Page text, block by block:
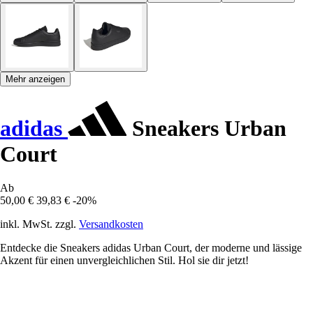
Mehr anzeigen
adidas
Sneakers Urban
Court
Ab
50,00 € 39,83 € -20%
inkl. MwSt. zzgl. Versandkosten
Entdecke die Sneakers adidas Urban Court, der moderne und lässige
Akzent für einen unvergleichlichen Stil. Hol sie dir jetzt!